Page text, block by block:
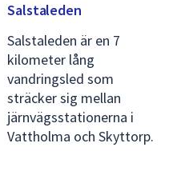
Salstaleden
Salstaleden är en 7
kilometer lång
vandringsled som
sträcker sig mellan
järnvägsstationerna i
Vattholma och Skyttorp.